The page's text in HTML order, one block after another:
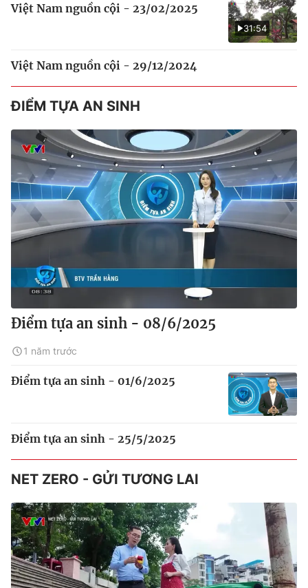
31:54
Việt Nam nguồn cội - 23/02/2025
Việt Nam nguồn cội - 29/12/2024
ĐIỂM TỰA AN SINH
Điểm tựa an sinh - 08/6/2025
1 năm trước
Điểm tựa an sinh - 01/6/2025
Điểm tựa an sinh - 25/5/2025
NET ZERO - GỬI TƯƠNG LAI